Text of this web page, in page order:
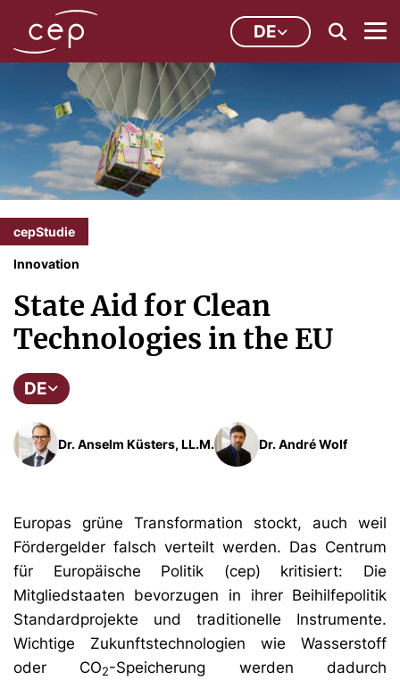
DE
cepStudie
Innovation
State Aid for Clean
Technologies in the EU
DE
Dr. Anselm Küsters, LL.M. Dr. André Wolf
Europas grüne Transformation stockt, auch weil
Fördergelder falsch verteilt werden. Das Centrum
für Europäische Politik (cep) kritisiert: Die
Mitgliedstaaten bevorzugen in ihrer Beihilfepolitik
Standardprojekte und traditionelle Instrumente.
Wichtige Zukunftstechnologien wie Wasserstoff
oder CO2-Speicherung werden dadurch